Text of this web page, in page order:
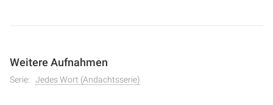
Weitere Aufnahmen
Serie: Jedes Wort (Andachtsserie)